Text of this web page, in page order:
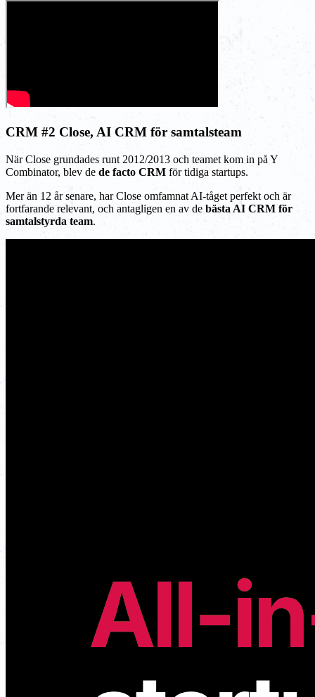
CRM #2 Close, AI CRM för samtalsteam
När Close grundades runt 2012/2013 och teamet kom in på Y
Combinator, blev de de facto CRM för tidiga startups.
Mer än 12 år senare, har Close omfamnat AI-tåget perfekt och är
fortfarande relevant, och antagligen en av de bästa AI CRM för
samtalstyrda team.